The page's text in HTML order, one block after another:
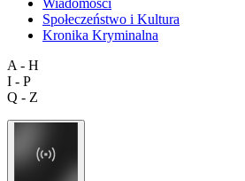
Społeczeństwo i Kultura
Kronika Kryminalna
A - H
I - P
Q - Z